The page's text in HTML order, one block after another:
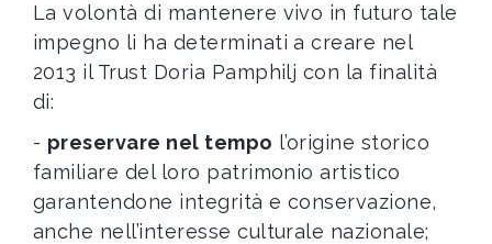
La volontà di mantenere vivo in futuro tale
impegno li ha determinati a creare nel
2013 il Trust Doria Pamphilj con la finalità
di:
- preservare nel tempo l’origine storico
familiare del loro patrimonio artistico
garantendone integrità e conservazione,
anche nell’interesse culturale nazionale;